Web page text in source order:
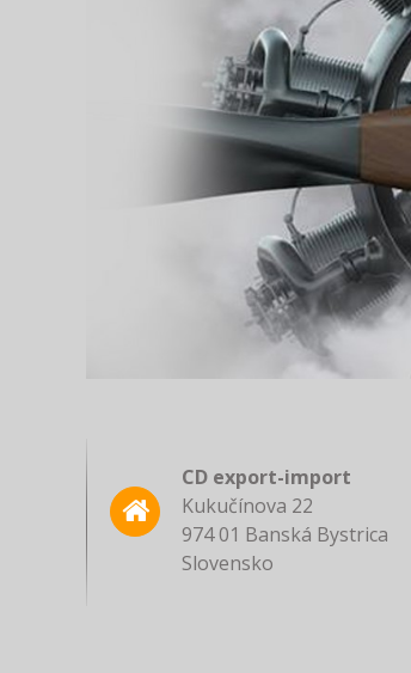
CD export-import
Kukučínova 22
974 01 Banská Bystrica
Slovensko